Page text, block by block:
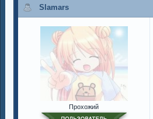
Slamars
Прохожий